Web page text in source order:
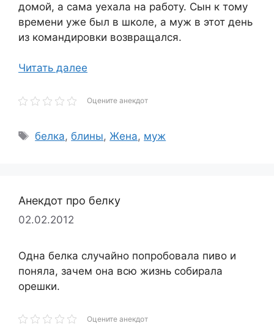
домой, а сама уехала на работу. Сын к тому
времени уже был в школе, а муж в этот день
из командировки возвращался.
Читать далее
Оцените анекдот
Метки
белка,блины,Жена, муж
Анекдот про белку
02.02.2012
Одна белка случайно попробовала пиво и
поняла, зачем она всю жизнь собирала
орешки.
Оцените анекдот